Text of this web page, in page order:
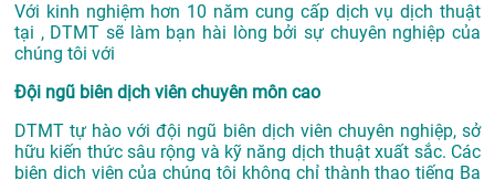
Với kinh nghiệm hơn 10 năm cung cấp dịch vụdịch thuật
tại , DTMT sẽ làm bạn hài lòng bởi sự chuyên nghiệp của
chúng tôi với
Đội ngũ biên dịch viên chuyên môn cao
DTMT tự hào với đội ngũ biên dịch viên chuyên nghiệp, sở
hữu kiến thức sâu rộng và kỹ năng dịch thuật xuất sắc. Các
biên dịch viên của chúng tôi không chỉ thành thạo tiếng Ba